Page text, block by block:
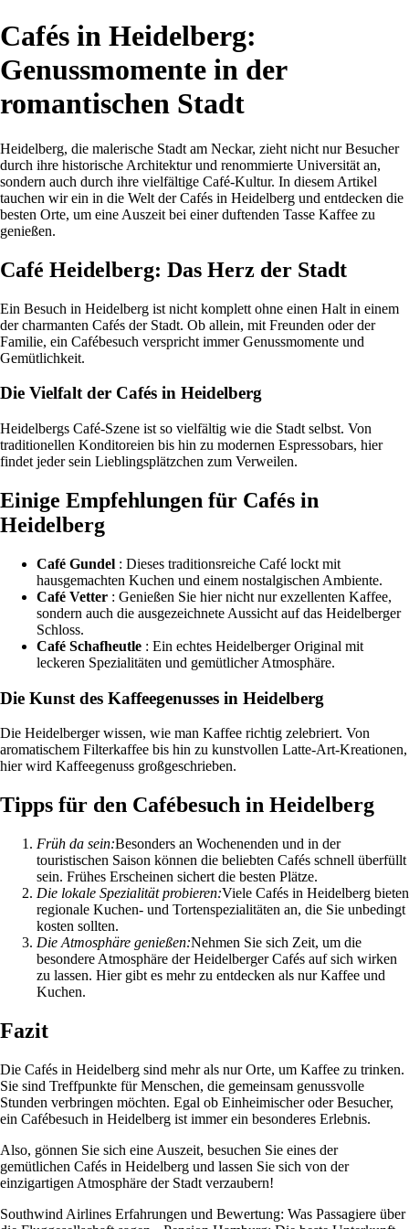
Cafés in Heidelberg:
Genussmomente in der
romantischen Stadt
Heidelberg, die malerische Stadt am Neckar, zieht nicht nur Besucher
durch ihre historische Architektur und renommierte Universität an,
sondern auch durch ihre vielfältige Café-Kultur. In diesem Artikel
tauchen wir ein in die Welt der Cafés in Heidelberg und entdecken die
besten Orte, um eine Auszeit bei einer duftenden Tasse Kaffee zu
genießen.
Café Heidelberg: Das Herz der Stadt
Ein Besuch in Heidelberg ist nicht komplett ohne einen Halt in einem
der charmanten Cafés der Stadt. Ob allein, mit Freunden oder der
Familie, ein Cafébesuch verspricht immer Genussmomente und
Gemütlichkeit.
Die Vielfalt der Cafés in Heidelberg
Heidelbergs Café-Szene ist so vielfältig wie die Stadt selbst. Von
traditionellen Konditoreien bis hin zu modernen Espressobars, hier
findet jeder sein Lieblingsplätzchen zum Verweilen.
Einige Empfehlungen für Cafés in
Heidelberg
Café Gundel : Dieses traditionsreiche Café lockt mit
hausgemachten Kuchen und einem nostalgischen Ambiente.
Café Vetter : Genießen Sie hier nicht nur exzellenten Kaffee,
sondern auch die ausgezeichnete Aussicht auf das Heidelberger
Schloss.
Café Schafheutle : Ein echtes Heidelberger Original mit
leckeren Spezialitäten und gemütlicher Atmosphäre.
Die Kunst des Kaffeegenusses in Heidelberg
Die Heidelberger wissen, wie man Kaffee richtig zelebriert. Von
aromatischem Filterkaffee bis hin zu kunstvollen Latte-Art-Kreationen,
hier wird Kaffeegenuss großgeschrieben.
Tipps für den Cafébesuch in Heidelberg
Früh da sein:Besonders an Wochenenden und in der
touristischen Saison können die beliebten Cafés schnell überfüllt
sein. Frühes Erscheinen sichert die besten Plätze.
Die lokale Spezialität probieren:Viele Cafés in Heidelberg bieten
regionale Kuchen- und Tortenspezialitäten an, die Sie unbedingt
kosten sollten.
Die Atmosphäre genießen:Nehmen Sie sich Zeit, um die
besondere Atmosphäre der Heidelberger Cafés auf sich wirken
zu lassen. Hier gibt es mehr zu entdecken als nur Kaffee und
Kuchen.
Fazit
Die Cafés in Heidelberg sind mehr als nur Orte, um Kaffee zu trinken.
Sie sind Treffpunkte für Menschen, die gemeinsam genussvolle
Stunden verbringen möchten. Egal ob Einheimischer oder Besucher,
ein Cafébesuch in Heidelberg ist immer ein besonderes Erlebnis.
Also, gönnen Sie sich eine Auszeit, besuchen Sie eines der
gemütlichen Cafés in Heidelberg und lassen Sie sich von der
einzigartigen Atmosphäre der Stadt verzaubern!
Southwind Airlines Erfahrungen und Bewertung: Was Passagiere über